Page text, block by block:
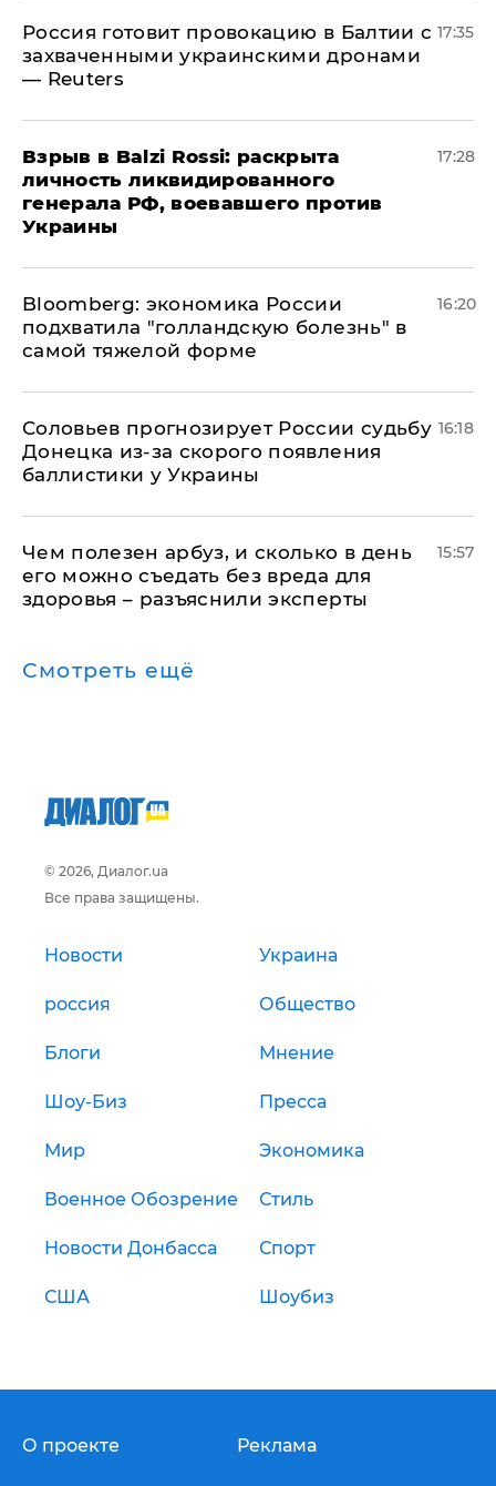
​Россия готовит провокацию в Балтии с
захваченными украинскими дронами
— Reuters
17:35
​Взрыв в Balzi Rossi: раскрыта
личность ликвидированного
генерала РФ, воевавшего против
Украины
17:28
Bloomberg: экономика России
подхватила "голландскую болезнь" в
самой тяжелой форме
16:20
Соловьев прогнозирует России судьбу
Донецка из-за скорого появления
баллистики у Украины
16:18
Чем полезен арбуз, и сколько в день
его можно съедать без вреда для
здоровья – разъяснили эксперты
15:57
Смотреть ещё
© 2026, Диалог.ua
Все права защищены.
Новости Украина
россия Общество
Блоги Мнение
Шоу-Биз Пресса
Мир Экономика
Военное Обозрение Стиль
Новости Донбасса Спорт
США Шоубиз
О проекте Реклама